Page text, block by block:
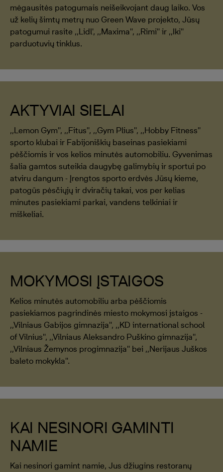
mėgausitės patogumais neišeikvojant daug laiko. Vos
už kelių šimtų metrų nuo Green Wave projekto, Jūsų
patogumui rasite ,,Lidl', ,,Maxima'', ,,Rimi'' ir ,,Iki''
parduotuvių tinklus.
AKTYVIAI SIELAI
,,Lemon Gym'', ,,Fitus'', ,,Gym Plius'', ,,Hobby Fitness''
sporto klubai ir Fabijoniškių baseinas pasiekiami
pėščiomis ir vos kelios minutės automobiliu. Gyvenimas
šalia gamtos suteikia daugybę galimybių ir sportui po
atviru dangum - Įrengtos sporto erdvės Jūsų kieme,
patogūs pėsčiųjų ir dviračių takai, vos per kelias
minutes pasiekiami parkai, vandens telkiniai ir
miškeliai.
MOKYMOSI ĮSTAIGOS
Kelios minutės automobiliu arba pėščiomis
pasiekiamos pagrindinės miesto mokymosi įstaigos -
,,Vilniaus Gabijos gimnazija'', ,,KD international school
of Vilnius'', ,,Vilniaus Aleksandro Puškino gimnazija'',
,,Vilniaus Žemynos progimnazija'' bei ,,Nerijaus Juškos
baleto mokykla''.
KAI NESINORI GAMINTI
NAMIE
Kai nesinori gamint namie, Jus džiugins restoranų